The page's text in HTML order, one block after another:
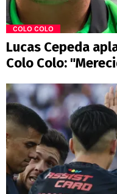
COLO COLO
Lucas Cepeda
Colo Colo: